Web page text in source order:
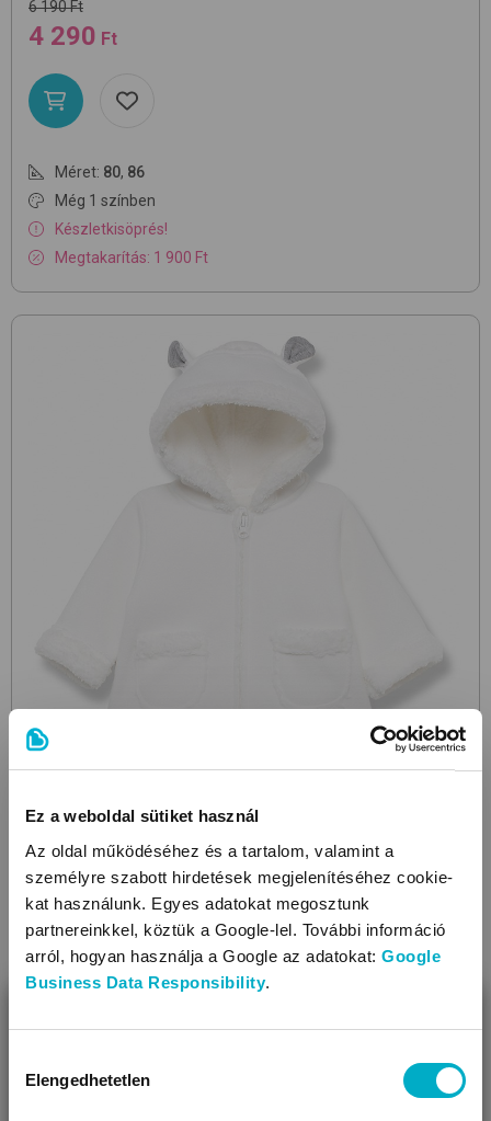
Ez a weboldal sütiket használ
Az oldal működéséhez és a tartalom, valamint a
személyre szabott hirdetések megjelenítéséhez cookie-
kat használunk. Egyes adatokat megosztunk
partnereinkkel, köztük a Google-lel. További információ
arról, hogyan használja a Google az adatokat: Google
Business Data Responsibility.
kiválasztása
Elengedhetetlen
6 190 Ft
4 290 Ft
Méret: 80, 86
Még 1 színben
Készletkisöprés!
Megtakarítás: 1 900 Ft
AV6113 1005 Off-White thermo kocsikabát
9 990 Ft
5 990 Ft
Megtakarítás: 4 000 Ft
Úgy látjuk, most jársz nálunk először!